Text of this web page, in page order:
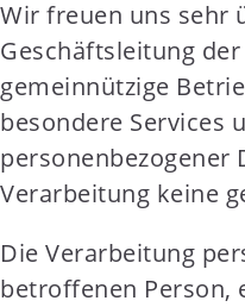
o
c
o
n
t
e
n
t
Wir freuen uns sehr
Geschäftsleitung
gemeinnützige
besondere Services
Verarbeitung keine
Die Verarbeitung
betroffenen Person,